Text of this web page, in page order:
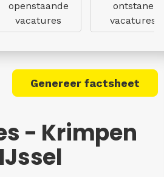
openstaande
vacatures
ontstane
vacatures
Genereer factsheet
- Krimpen